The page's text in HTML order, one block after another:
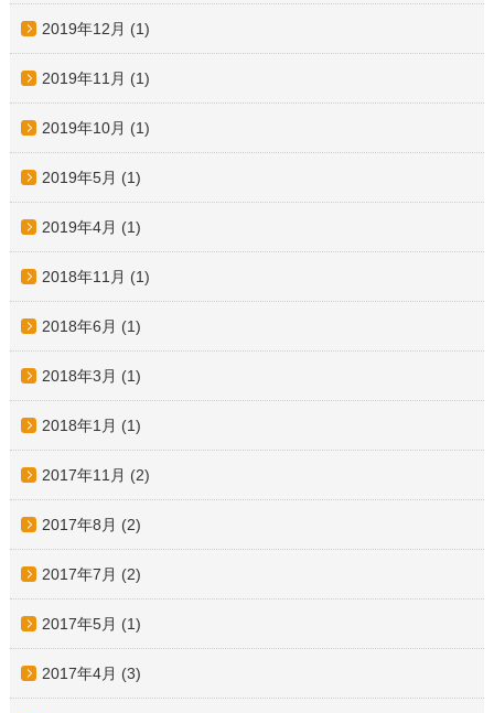
2019年12月 (1)
2019年11月 (1)
2019年10月 (1)
2019年5月 (1)
2019年4月 (1)
2018年11月 (1)
2018年6月 (1)
2018年3月 (1)
2018年1月 (1)
2017年11月 (2)
2017年8月 (2)
2017年7月 (2)
2017年5月 (1)
2017年4月 (3)